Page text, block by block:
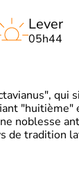
Lever
05h44
qui
"huitième"
noblesse
de tradition